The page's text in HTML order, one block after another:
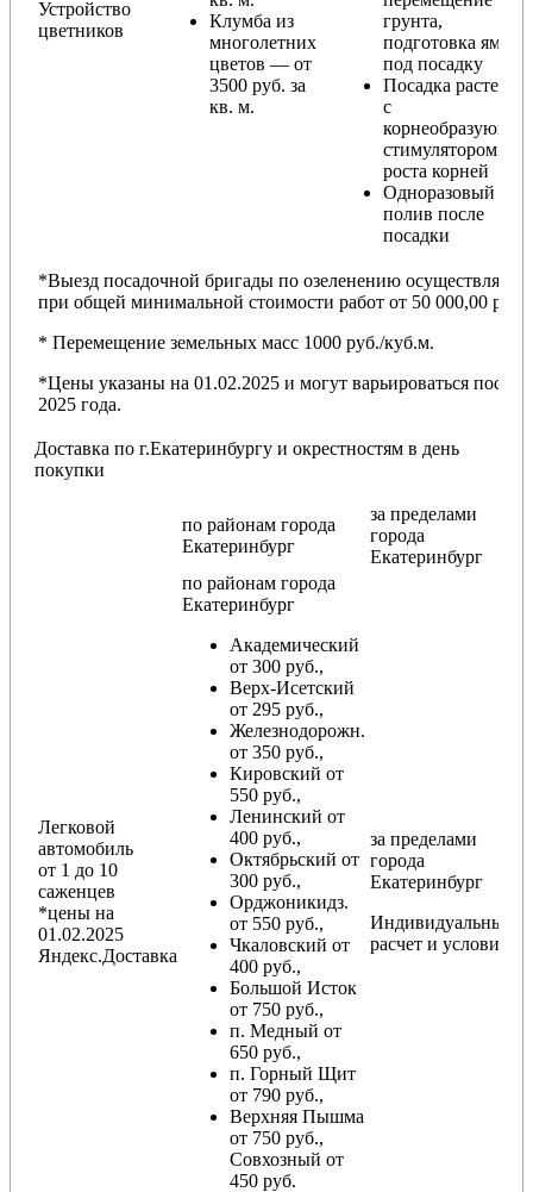
Устройство
цветников
Клумба из
многолетних
цветов — от
3500 руб. за
кв. м.
грунта,
подготовка ямы
под посадку
Посадка растений
с
корнеобразующим
стимулятором
роста корней
Одноразовый
полив после
посадки
*Выезд посадочной бригады по озеленению осуществляется
при общей минимальной стоимости работ от 50 000,00 руб.
* Перемещение земельных масс 1000 руб./куб.м.
*Цены указаны на 01.02.2025 и могут варьироваться после
2025 года.
Доставка по г.Екатеринбургу и окрестностям в день
покупки
по районам города
Екатеринбург
за пределами
города
Екатеринбург
Легковой
автомобиль
от 1 до 10
саженцев
*цены на
01.02.2025
Яндекс.Доставка
по районам города
Екатеринбург
Академический
от 300 руб.,
Верх-Исетский
от 295 руб.,
Железнодорожн.
от 350 руб.,
Кировский от
550 руб.,
Ленинский от
400 руб.,
Октябрьский от
300 руб.,
Орджоникидз.
от 550 руб.,
Чкаловский от
400 руб.,
Большой Исток
от 750 руб.,
п. Медный от
650 руб.,
п. Горный Щит
от 790 руб.,
Верхняя Пышма
от 750 руб.,
Совхозный от
450 руб.
за пределами
города
Екатеринбург
Индивидуальный
расчет и условия